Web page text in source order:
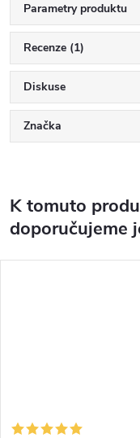
Parametry produktu
Recenze (1)
Diskuse
Značka
K tomuto
doporučujeme